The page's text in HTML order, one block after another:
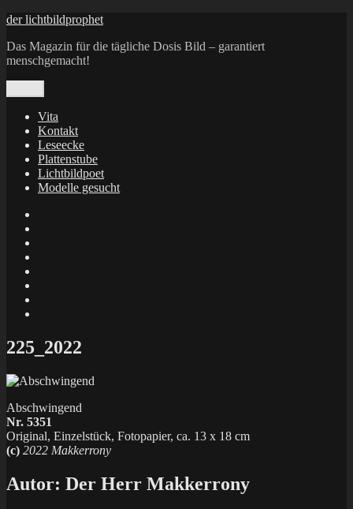
Zum
springen
der lichtbildprophet
Das Magazin für die tägliche Dosis Bild – garantiert
menschgemacht!
Vita
Kontakt
Leseecke
Plattenstube
Lichtbildpoet
Modelle gesucht
X
225_2022
Abschwingend
Nr. 5351
Original, Einzelstück, Fotopapier, ca. 13 x 18 cm
(c) 2022 Makkerrony
Autor: Der Herr Makkerrony